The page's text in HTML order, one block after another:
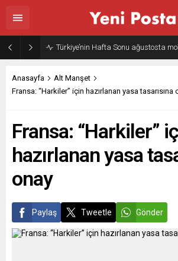
Türkiye’nin Hafta Sonu ağustosta
Anasayfa
Alt Manşet
Fransa: “Harkiler” için hazırlanan yasa tasarısına
Fransa: “Harkiler”
hazırlanan yasa
onay
Paylaş Tweetle Gönder